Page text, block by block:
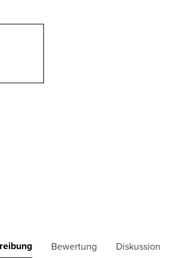
Bewertung Diskussion